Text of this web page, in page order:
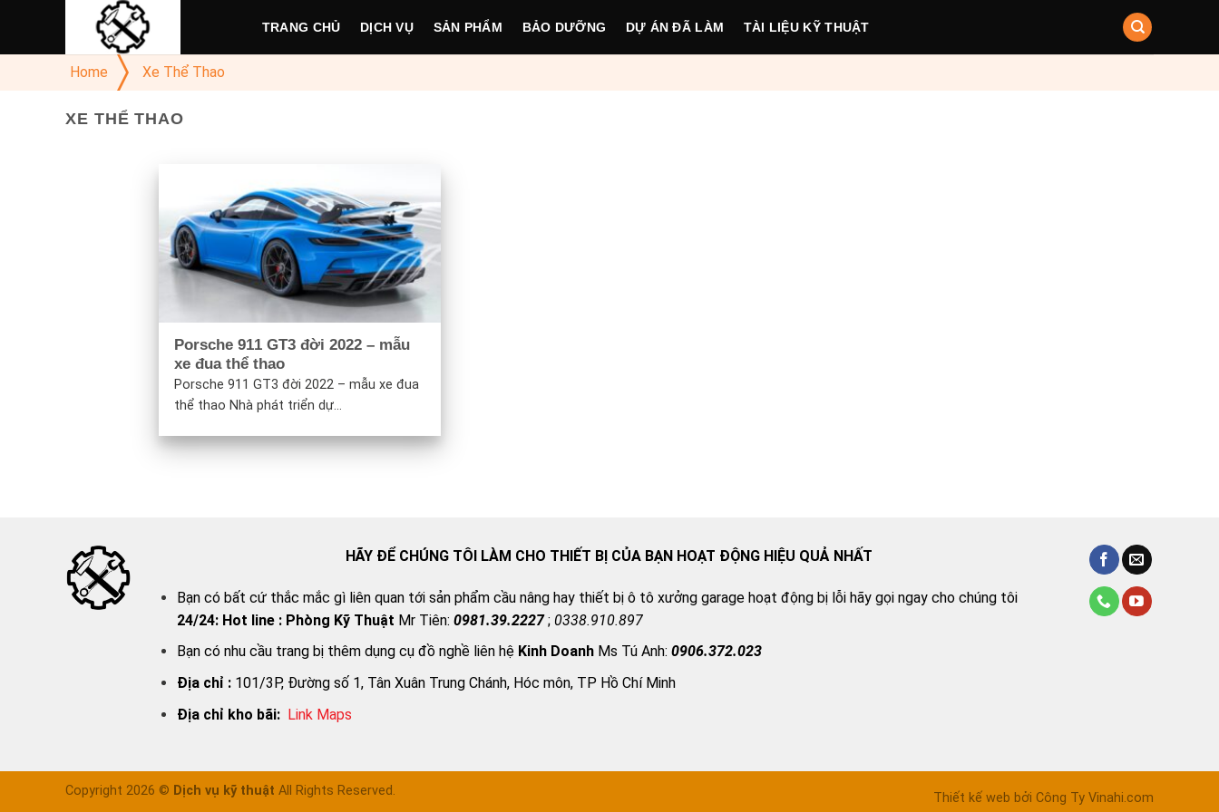
content
TRANG CHỦ DỊCH VỤ SẢN PHẨM BẢO DƯỠNG DỰ ÁN ĐÃ LÀM TÀI LIỆU KỸ THUẬT
Home Xe Thể Thao
XE THỂ THAO
Porsche 911 GT3 đời 2022 – mẫu
xe đua thể thao
Porsche 911 GT3 đời 2022 – mẫu xe đua
thể thao Nhà phát triển dự...
HÃY ĐỂ CHÚNG TÔI LÀM CHO THIẾT BỊ CỦA BẠN HOẠT ĐỘNG HIỆU QUẢ NHẤT
Bạn có bất cứ thắc mắc gì liên quan tới sản phẩm cầu nâng hay thiết bị ô tô xưởng garage hoạt động bị lỗi hãy gọi ngay cho chúng tôi
24/24: Hot line : Phòng Kỹ Thuật Mr Tiên:0981.39.2227;0338.910.897
Bạn có nhu cầu trang bị thêm dụng cụ đồ nghề liên hệ Kinh Doanh Ms Tú Anh:0906.372.023
Địa chỉ : 101/3P, Đường số 1, Tân Xuân Trung Chánh, Hóc môn, TP Hồ Chí Minh
Địa chỉ kho bãi: Link Maps
Thiết kế web bởi Công Ty Vinahi.com
Copyright 2026 © Dịch vụ kỹ thuật All Rights Reserved.